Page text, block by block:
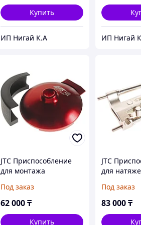
Купить
ИП Нигай К.А ИП Нигай
JTC Приспособление
для монтажа
BMW дв.N52K (06-10)
JTC
Под заказ
62 000₸
Купить
JTC
для
Под заказ
83 000₸